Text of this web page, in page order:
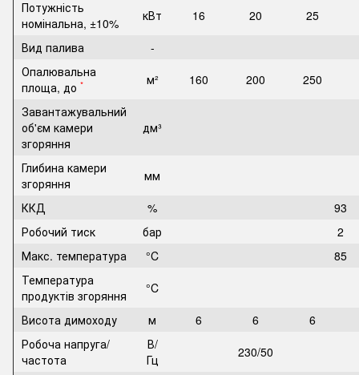
Потужність
номінальна, ±10%
кВт 16 20
25
Вид палива
-
Опалювальна
площа, до * м² 160 200
250
Завантажувальний
об'єм камери
згоряння
дм³
Глибина камери
згоряння
мм
ККД
%
93
Робочий тиск
бар
2
Макс. температура
°C
85
Температура
продуктів згоряння
°C
Висота димоходу
м 6 6
6
Робоча напруга/
частота
В/
Гц
230/50